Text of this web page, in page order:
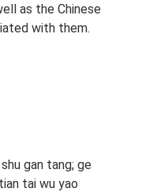
as the Chinese
with them.
gan tang; ge
tai wu yao